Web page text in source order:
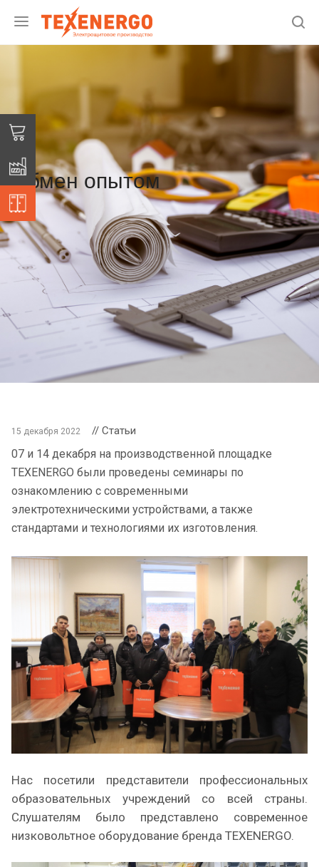
Обмен опытом
15 декабря 2022 // Статьи
07 и 14 декабря на производственной площадке
TEXENERGO были проведены семинары по
ознакомлению с современными
электротехническими устройствами, а также
стандартами и технологиями их изготовления.
Нас посетили представители профессиональных
образовательных учреждений со всей страны.
Слушателям было представлено современное
низковольтное оборудование бренда TEXENERGO.